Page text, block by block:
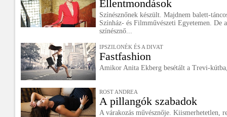
Ellentmondások
Színésznőnek készült. Majdnem balett-
Színház- és Filmművészeti Egyetemen. De
színésznő...
IPSZILONÉK ÉS A DIVAT
Fastfashion
Amikor Anita Ekberg besétált a Trevi-
ROST ANDREA
A pillangók szabadok
A várakozás művésznője. Kiismerhetetlen,